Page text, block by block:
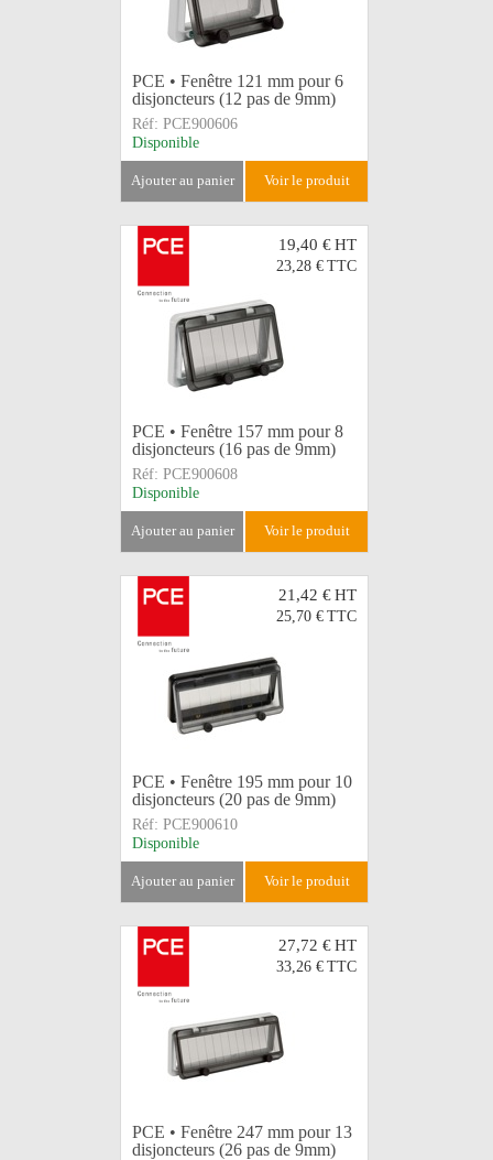
PCE • Fenêtre 121 mm pour 6
disjoncteurs (12 pas de 9mm)
Réf: PCE900606
Disponible
ajouter au panier voir le produit
19,40 €HT
23,28 € TTC
PCE • Fenêtre 157 mm pour 8
disjoncteurs (16 pas de 9mm)
Réf: PCE900608
Disponible
ajouter au panier voir le produit
21,42 €HT
25,70 € TTC
PCE • Fenêtre 195 mm pour 10
disjoncteurs (20 pas de 9mm)
Réf: PCE900610
Disponible
ajouter au panier voir le produit
27,72 €HT
33,26 € TTC
PCE • Fenêtre 247 mm pour 13
disjoncteurs (26 pas de 9mm)